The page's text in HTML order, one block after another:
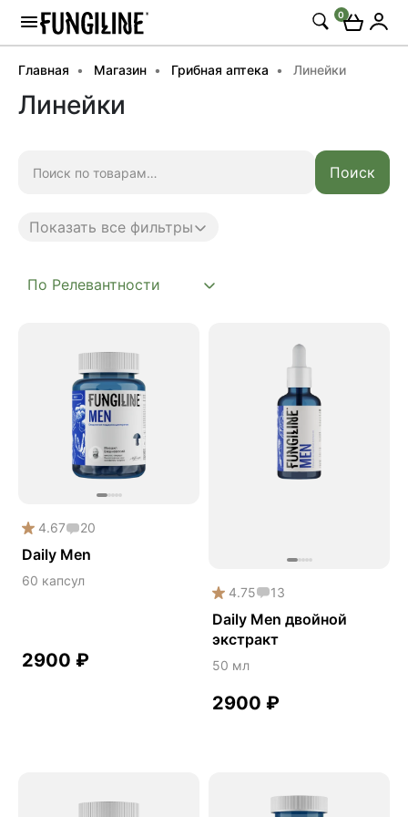
0
Главная Магазин Грибная аптека Линейки
Линейки
Поиск
Показать все фильтры
Daily
Mushroom
Premium
Solution
Антипаразит
Антистресс
Безмухоморный микродозинг
Детокс
4.67 20
Daily Men
60 капсул
2900 ₽
4.75 13
Daily Men двойной
экстракт
50 мл
2900 ₽